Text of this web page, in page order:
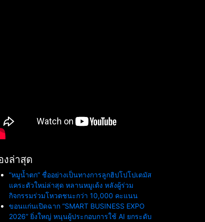
งล่าสุด
“หมูน้ำตก” ชื่ออย่างเป็นทางการลูกฮิปโปโปเตมัส
แคระตัวใหม่ล่าสุด หลานหมูเด้ง หลังผู้ร่วม
กิจกรรมร่วมโหวตชนะกว่า 10,000 คะแนน
ขอนแก่นเปิดฉาก “SMART BUSINESS EXPO
2026” ยิ่งใหญ่ หนุนผู้ประกอบการใช้ AI ยกระดับ